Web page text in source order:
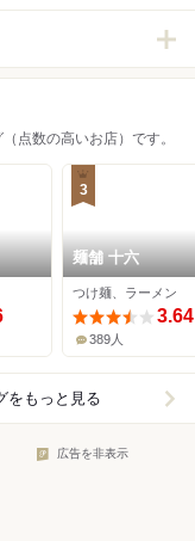
点数の高いお店）です。
3
麺舗 十六
つけ麺、ラーメン
3.64
389人
をもっと見る
広告を非表示